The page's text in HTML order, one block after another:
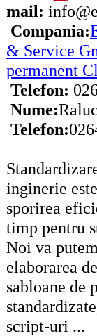
mail:
Compania:
& Service
permanent
Telefon:
Nume:
Telefon:
inginerie
sporirea
timp pentru
Noi va
elaborarea
sabloane de
script-uri ...